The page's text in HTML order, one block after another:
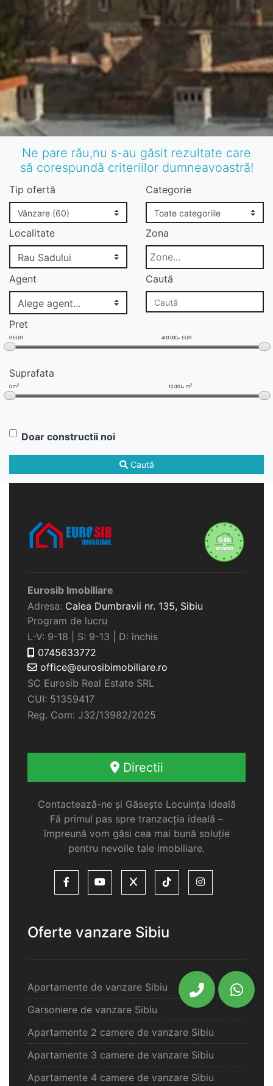
Ne pare rău,nu s-au găsit rezultate care
să corespundă criteriilor dumneavoastră!
Tip ofertă Categorie
Localitate Zona
Agent Caută
Pret
0 EUR 400.000+ EUR
Suprafata
0 m2 10.000+ m2
Doar constructii noi
Caută
Eurosib Imobiliare
Adresa: Calea Dumbravii nr. 135, Sibiu
Program de lucru
L-V: 9-18 | S: 9-13 | D: închis
0745633772
office@eurosibimobiliare.ro
SC Eurosib Real Estate SRL
CUI: 51359417
Reg. Com: J32/13982/2025
Directii
Contactează-ne și Găsește Locuința Ideală
Fă primul pas spre tranzacția ideală –
împreună vom găsi cea mai bună soluție
pentru nevoile tale imobiliare.
Oferte vanzare Sibiu
Apartamente de vanzare Sibiu
Garsoniere de vanzare Sibiu
Apartamente 2 camere de vanzare Sibiu
Apartamente 3 camere de vanzare Sibiu
Apartamente 4 camere de vanzare Sibiu